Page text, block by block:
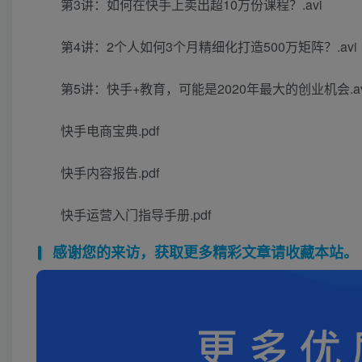
第3讲：如何在快手上卖出超10万份课程？.avi
第4讲：2个人如何3个月精细化打造500万矩阵？.avi
第5讲：快手+教育，可能是2020年最大的创业机会
快手电商宝典.pdf
快手内容报告.pdf
快手运营入门指导手册.pdf
感谢您的来访，获取更多精彩文章请收藏本站。